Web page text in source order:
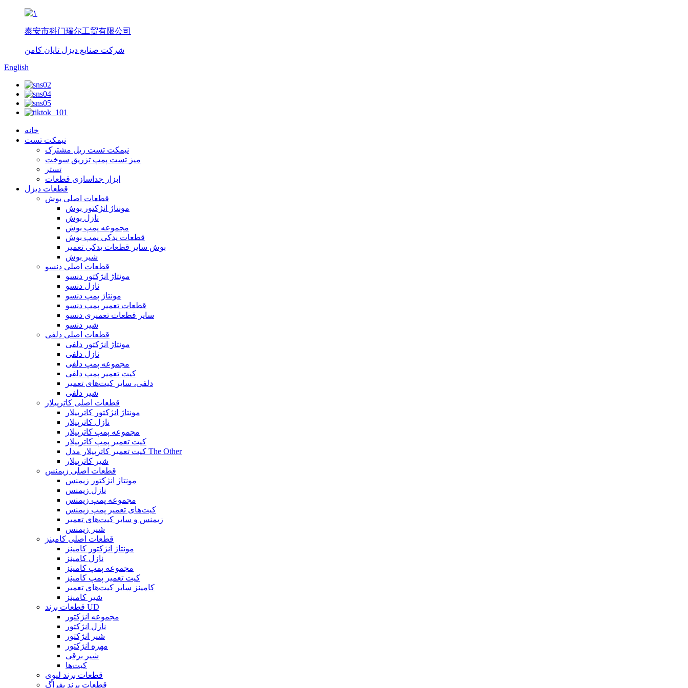
泰安市科门瑞尔工贸有限公司
شرکت صنایع دیزل تایان کامن
English
خانه
نیمکت تست
نیمکت تست ریل مشترک
میز تست پمپ تزریق سوخت
تستر
ابزار جداسازی قطعات
قطعات دیزل
قطعات اصلی بوش
مونتاژ انژکتور بوش
نازل بوش
مجموعه پمپ بوش
قطعات یدکی پمپ بوش
بوش سایر قطعات یدکی تعمیر
شیر بوش
قطعات اصلی دنسو
مونتاژ انژکتور دنسو
نازل دنسو
مونتاژ پمپ دنسو
قطعات تعمیر پمپ دنسو
سایر قطعات تعمیری دنسو
شیر دنسو
قطعات اصلی دلفی
مونتاژ انژکتور دلفی
نازل دلفی
مجموعه پمپ دلفی
کیت تعمیر پمپ دلفی
دلفی، سایر کیت‌های تعمیر
شیر دلفی
قطعات اصلی کاترپیلار
مونتاژ انژکتور کاترپیلار
نازل کاترپیلار
مجموعه پمپ کاترپیلار
کیت تعمیر پمپ کاترپیلار
کیت تعمیر کاترپیلار مدل The Other
شیر کاترپیلار
قطعات اصلی زیمنس
مونتاژ انژکتور زیمنس
نازل زیمنس
مجموعه پمپ زیمنس
کیت‌های تعمیر پمپ زیمنس
زیمنس و سایر کیت‌های تعمیر
شیر زیمنس
قطعات اصلی کامینز
مونتاژ انژکتور کامینز
نازل کامینز
مجموعه پمپ کامینز
کیت تعمیر پمپ کامینز
کامینز سایر کیت‌های تعمیر
شیر کامینز
قطعات برند UD
مجموعه انژکتور
نازل انژکتور
شیر انژکتور
مهره انژکتور
شیر برقی
کیت‌ها
قطعات برند لیوی
قطعات برند بفراگ